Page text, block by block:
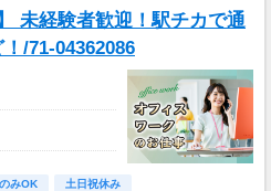
請が可能です。
後にマイページ
未経験者歓迎！駅チカで通
/71-04362086
みOK
土日祝休み